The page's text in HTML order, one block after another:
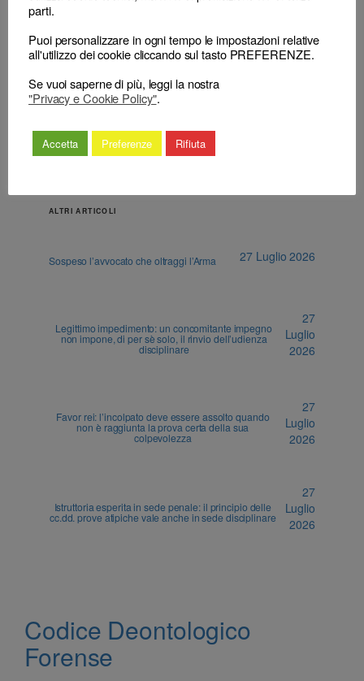
assistita – Omesse informazioni al cliente
– Trattenimento documenti – Espressioni
offensive – Omessi chiarimenti al C.d.O. –
Motivazione
insufficiente e
ALTRI ARTICOLI
Sospeso l’avvocato che oltraggi l’Arma 27 Luglio 2026
Legittimo impedimento: un concomitante impegno
non impone, di per sè solo, il rinvio dell’udienza
disciplinare
27
Luglio
2026
Favor rei: l’incolpato deve essere assolto quando
non è raggiunta la prova certa della sua
colpevolezza
27
Luglio
2026
Istruttoria esperita in sede penale: il principio delle
cc.dd. prove atipiche vale anche in sede disciplinare
27
Luglio
2026
Codice Deontologico
Forense
parti.
Puoi personalizzare in ogni tempo le impostazioni relative
all'utilizzo dei cookie cliccando sul tasto PREFERENZE.
Se vuoi saperne di più, leggi la nostra
"Privacy e Cookie Policy".
Accetta Preferenze Rifiuta